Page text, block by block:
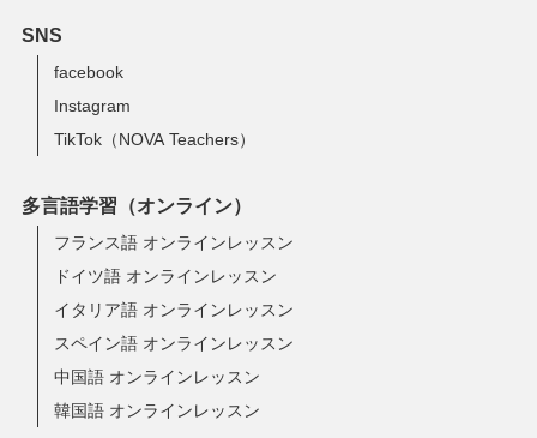
SNS
facebook
Instagram
TikTok（NOVA Teachers）
多言語学習（オンライン）
フランス語 オンラインレッスン
ドイツ語 オンラインレッスン
イタリア語 オンラインレッスン
スペイン語 オンラインレッスン
中国語 オンラインレッスン
韓国語 オンラインレッスン